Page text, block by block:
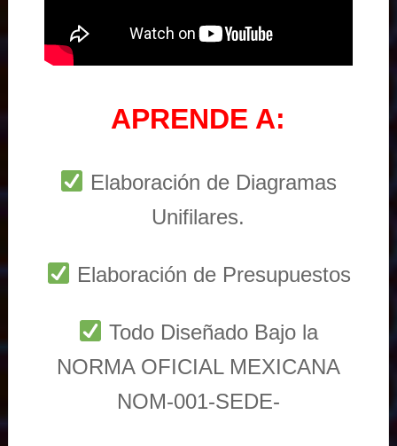
APRENDE A:
Elaboración de Diagramas
Unifilares.
Elaboración de Presupuestos
Todo Diseñado Bajo la
NORMA OFICIAL MEXICANA
NOM-001-SEDE-